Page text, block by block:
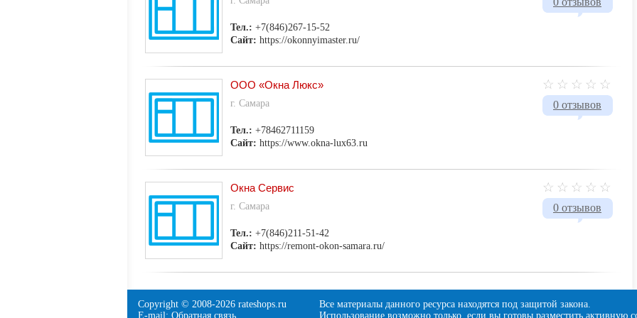
Тел.: +7(846)267-15-52
Сайт: https://okonnyimaster.ru/
0 отзывов
ООО «Окна Люкс»
г. Самара
Тел.: +78462711159
Сайт: https://www.okna-lux63.ru
0 отзывов
Окна Сервис
г. Самара
Тел.: +7(846)211-51-42
Сайт: https://remont-okon-samara.ru/
Copyright © 2008-2026 rateshops.ru
E-mail: Обратная связь
Все материалы данного ресурса находятся под защитой закона.
Использование возможно только, если вы готовы разместить активную